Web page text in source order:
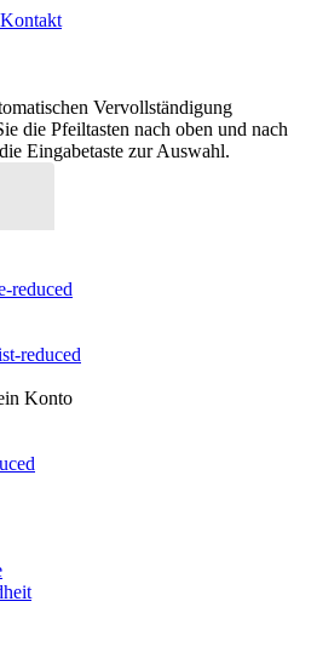
Kontakt
Vervollständigung
die Pfeiltasten nach oben und nach
Eingabetaste zur Auswahl.
Konto